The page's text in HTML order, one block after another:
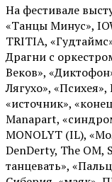
На фестивале
«Танцы Минус»,
TRITIA,
Драгни с
Веков»,
Лягухо»,
«источник»,
Manapart,
MONOLYT (IL),
DenDerty, The OM,
танцевать»,